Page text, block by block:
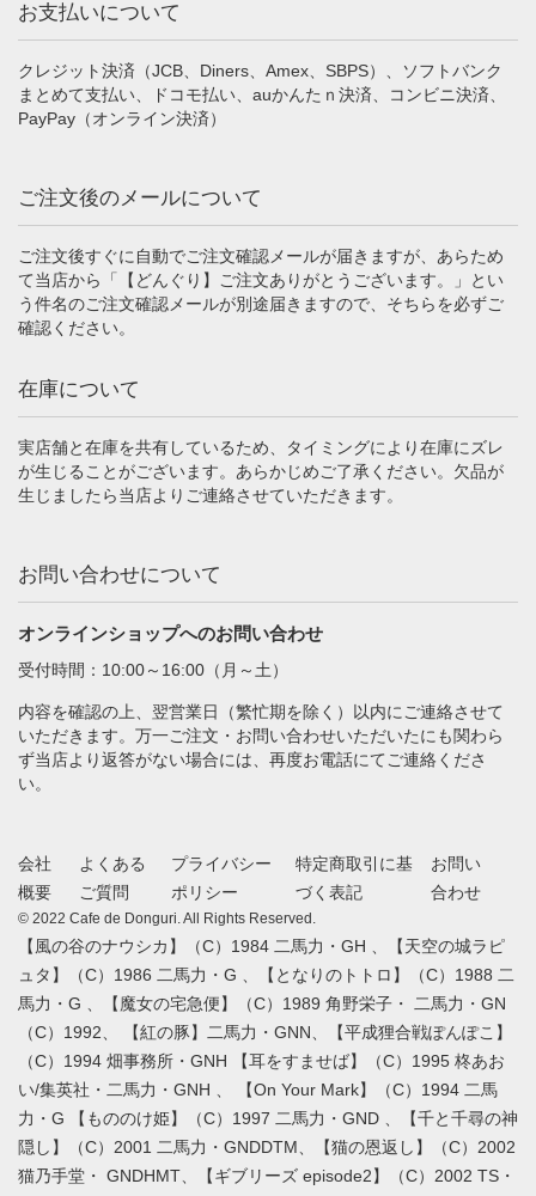
お支払いについて
クレジット決済（JCB、Diners、Amex、SBPS）、ソフトバンク
まとめて支払い、ドコモ払い、auかんたｎ決済、コンビニ決済、
PayPay（オンライン決済）
ご注文後のメールについて
ご注文後すぐに自動でご注文確認メールが届きますが、あらため
て当店から「【どんぐり】ご注文ありがとうございます。」とい
う件名のご注文確認メールが別途届きますので、そちらを必ずご
確認ください。
在庫について
実店舗と在庫を共有しているため、タイミングにより在庫にズレ
が生じることがございます。あらかじめご了承ください。欠品が
生じましたら当店よりご連絡させていただきます。
お問い合わせについて
オンラインショップへのお問い合わせ
受付時間：10:00～16:00（月～土）
内容を確認の上、翌営業日（繁忙期を除く）以内にご連絡させて
いただきます。万一ご注文・お問い合わせいただいたにも関わら
ず当店より返答がない場合には、再度お電話にてご連絡くださ
い。
会社
概要
よくある
ご質問
プライバシー
ポリシー
特定商取引に基
づく表記
お問い
合わせ
© 2022 Cafe de Donguri. All Rights Reserved.
【風の谷のナウシカ】（C）1984 二馬力・GH 、【天空の城ラピ
ュタ】（C）1986 二馬力・G 、【となりのトトロ】（C）1988 二
馬力・G 、【魔女の宅急便】（C）1989 角野栄子・ 二馬力・GN
（C）1992、 【紅の豚】二馬力・GNN、【平成狸合戦ぽんぽこ】
（C）1994 畑事務所・GNH 【耳をすませば】（C）1995 柊あお
い/集英社・二馬力・GNH 、 【On Your Mark】（C）1994 二馬
力・G 【もののけ姫】（C）1997 二馬力・GND 、【千と千尋の神
隠し】（C）2001 二馬力・GNDDTM、【猫の恩返し】（C）2002
猫乃手堂・ GNDHMT、【ギブリーズ episode2】（C）2002 TS・